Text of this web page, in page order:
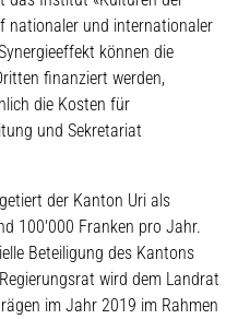
nationaler und internationaler
können die
finanziert werden,
die Kosten für
und Sekretariat
der Kanton Uri als
100'000 Franken pro Jahr.
Beteiligung des Kantons
wird dem Landrat
im Jahr 2019 im Rahmen